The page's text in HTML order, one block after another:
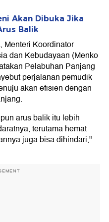
Akan Dibuka Jika
Balik
Menteri Koordinator
dan Kebudayaan (Menko
Pelabuhan Panjang
perjalanan pemudik
akan efisien dengan
arus balik itu lebih
terutama hemat
juga bisa dihindari,"